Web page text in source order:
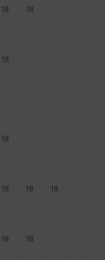
18 18
18
18
18 18 18
18 18